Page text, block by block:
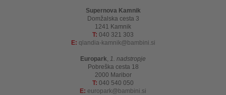
Supernova Kamnik
Domžalska cesta 3
1241 Kamnik
T: 040 321 303
E: qlandia-kamnik bambini.si
Europark, 1. nadstropje
Pobreška cesta 18
2000 Maribor
T: 040 540 050
E: europark bambini.si